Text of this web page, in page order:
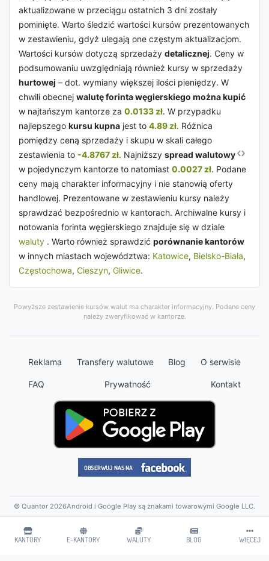
KANTORY E-KANTORY WALUTY BLOG WIĘCEJ
aktualizowane w przeciągu ostatnich 3 dni zostały
pominięte. Warto śledzić wartości kursów prezentowanych
w zestawieniu, gdyż ulegają one częstym aktualizacjom.
Wartości kursów dotyczą sprzedaży detalicznej. Ceny w
podsumowaniu uwzględniają również kursy w sprzedaży
hurtowej – dot. wymiany większej ilości pieniędzy. W
chwili obecnej walutę forinta węgierskiego można kupić
w najtańszym kantorze za 0.0133 zł. W przypadku
najlepszego kursu kupna jest to 4.89 zł. Różnica
pomiędzy ceną sprzedaży i skupu w skali całego
zestawienia to -4.8767 zł. Najniższy spread walutowy
w pojedynczym kantorze to natomiast 0.0027 zł. Podane
ceny mają charakter informacyjny i nie stanowią oferty
handlowej. Prezentowane w zestawieniu kursy należy
sprawdzać bezpośrednio w kantorach. Archiwalne kursy i
notowania forinta węgierskiego znajduje się w dziale
waluty . Warto również sprawdzić porównanie kantorów
w innych miastach województwa: Katowice, Bielsko-Biała,
Częstochowa, Cieszyn, Gliwice.
Powyższe zestawienie kursów walut ma charakter informacyjny. Podane ceny
należy zweryfikować w kantorze.
Reklama Transfery walutowe Blog O serwisie
FAQ Prywatność Kontakt
© Quantor 2026Android i Google Play są znakami towarowymi Google LLC.